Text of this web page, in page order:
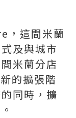
，這間米蘭
及與城市
米蘭分店
的擴張階
同時，擴